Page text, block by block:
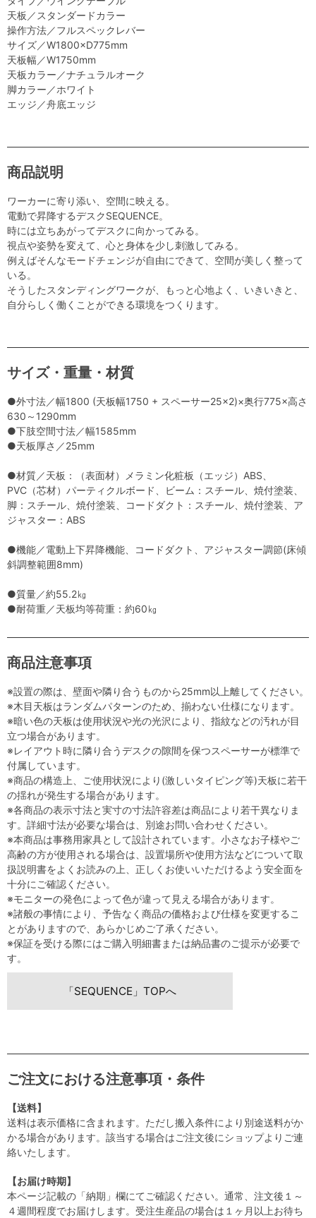
天板／スタンダードカラー
操作方法／フルスペックレバー
サイズ／W1800×D775mm
天板幅／W1750mm
天板カラー／ナチュラルオーク
脚カラー／ホワイト
エッジ／舟底エッジ
商品説明
ワーカーに寄り添い、空間に映える。
電動で昇降するデスクSEQUENCE。
時には立ちあがってデスクに向かってみる。
視点や姿勢を変えて、心と身体を少し刺激してみる。
例えばそんなモードチェンジが自由にできて、空間が美しく整って
いる。
そうしたスタンディングワークが、もっと心地よく、いきいきと、
自分らしく働くことができる環境をつくります。
サイズ・重量・材質
●外寸法／幅1800 (天板幅1750 + スペーサー25×2)×奥行775×高さ
630～1290mm
●下肢空間寸法／幅1585mm
●天板厚さ／25mm
●材質／天板：（表面材）メラミン化粧板（エッジ）ABS、
PVC（芯材）パーティクルボード、ビーム：スチール、焼付塗装、
脚：スチール、焼付塗装、コードダクト：スチール、焼付塗装、ア
ジャスター：ABS
●機能／電動上下昇降機能、コードダクト、アジャスター調節(床傾
斜調整範囲8mm)
●質量／約55.2㎏
●耐荷重／天板均等荷重：約60㎏
商品注意事項
※設置の際は、壁面や隣り合うものから25mm以上離してください。
※木目天板はランダムパターンのため、揃わない仕様になります。
※暗い色の天板は使用状況や光の光沢により、指紋などの汚れが目
立つ場合があります。
※レイアウト時に隣り合うデスクの隙間を保つスペーサーが標準で
付属しています。
※商品の構造上、ご使用状況により(激しいタイピング等)天板に若干
の揺れが発生する場合があります。
※各商品の表示寸法と実寸の寸法許容差は商品により若干異なりま
す。詳細寸法が必要な場合は、別途お問い合わせください。
※本商品は事務用家具として設計されています。小さなお子様やご
高齢の方が使用される場合は、設置場所や使用方法などについて取
扱説明書をよくお読みの上、正しくお使いいただけるよう安全面を
十分にご確認ください。
※モニターの発色によって色が違って見える場合があります。
※諸般の事情により、予告なく商品の価格および仕様を変更するこ
とがありますので、あらかじめご了承ください。
※保証を受ける際にはご購入明細書または納品書のご提示が必要で
す。
「SEQUENCE」TOPへ
ご注文における注意事項・条件
【送料】
送料は表示価格に含まれます。ただし搬入条件により別途送料がか
かる場合があります。該当する場合はご注文後にショップよりご連
絡いたします。
【お届け時期】
本ページ記載の「納期」欄にてご確認ください。通常、注文後１～
４週間程度でお届けします。受注生産品の場合は１ヶ月以上お待ち